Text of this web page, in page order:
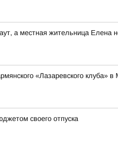
а местная жительница Елена
«Лазаревского клуба»
своего отпуска